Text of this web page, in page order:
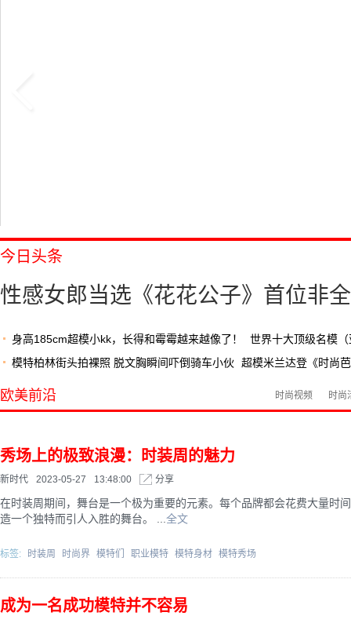
今日头条
性感女郎当选《花花公子》首位非
身高185cm超模小kk，长得和霉霉越来越像了！
世界十大顶级名模
星人”超模：带你感受时尚圈又一波审
模特柏林街头拍裸照 脱文胸瞬间吓倒骑车小伙 超模米兰达登《时尚
欧美前沿 时尚视频 时尚
秀场上的极致浪漫：时装周的魅力
新时代 2023-05-27 13:48:00 分享
在时装周期间，舞台是一个极为重要的元素。每个品牌都会花费大量时
造一个独特而引人入胜的舞台。 ... 全文
标签: 时装周 时尚界 模特们 职业模特 模特身材 模特秀场
成为一名成功模特并不容易